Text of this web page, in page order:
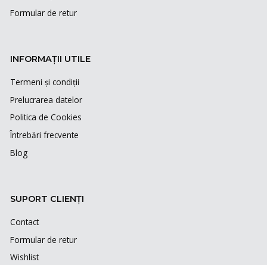
Formular de retur
INFORMAȚII UTILE
Termeni și condiții
Prelucrarea datelor
Politica de Cookies
Întrebări frecvente
Blog
SUPORT CLIENȚI
Contact
Formular de retur
Wishlist